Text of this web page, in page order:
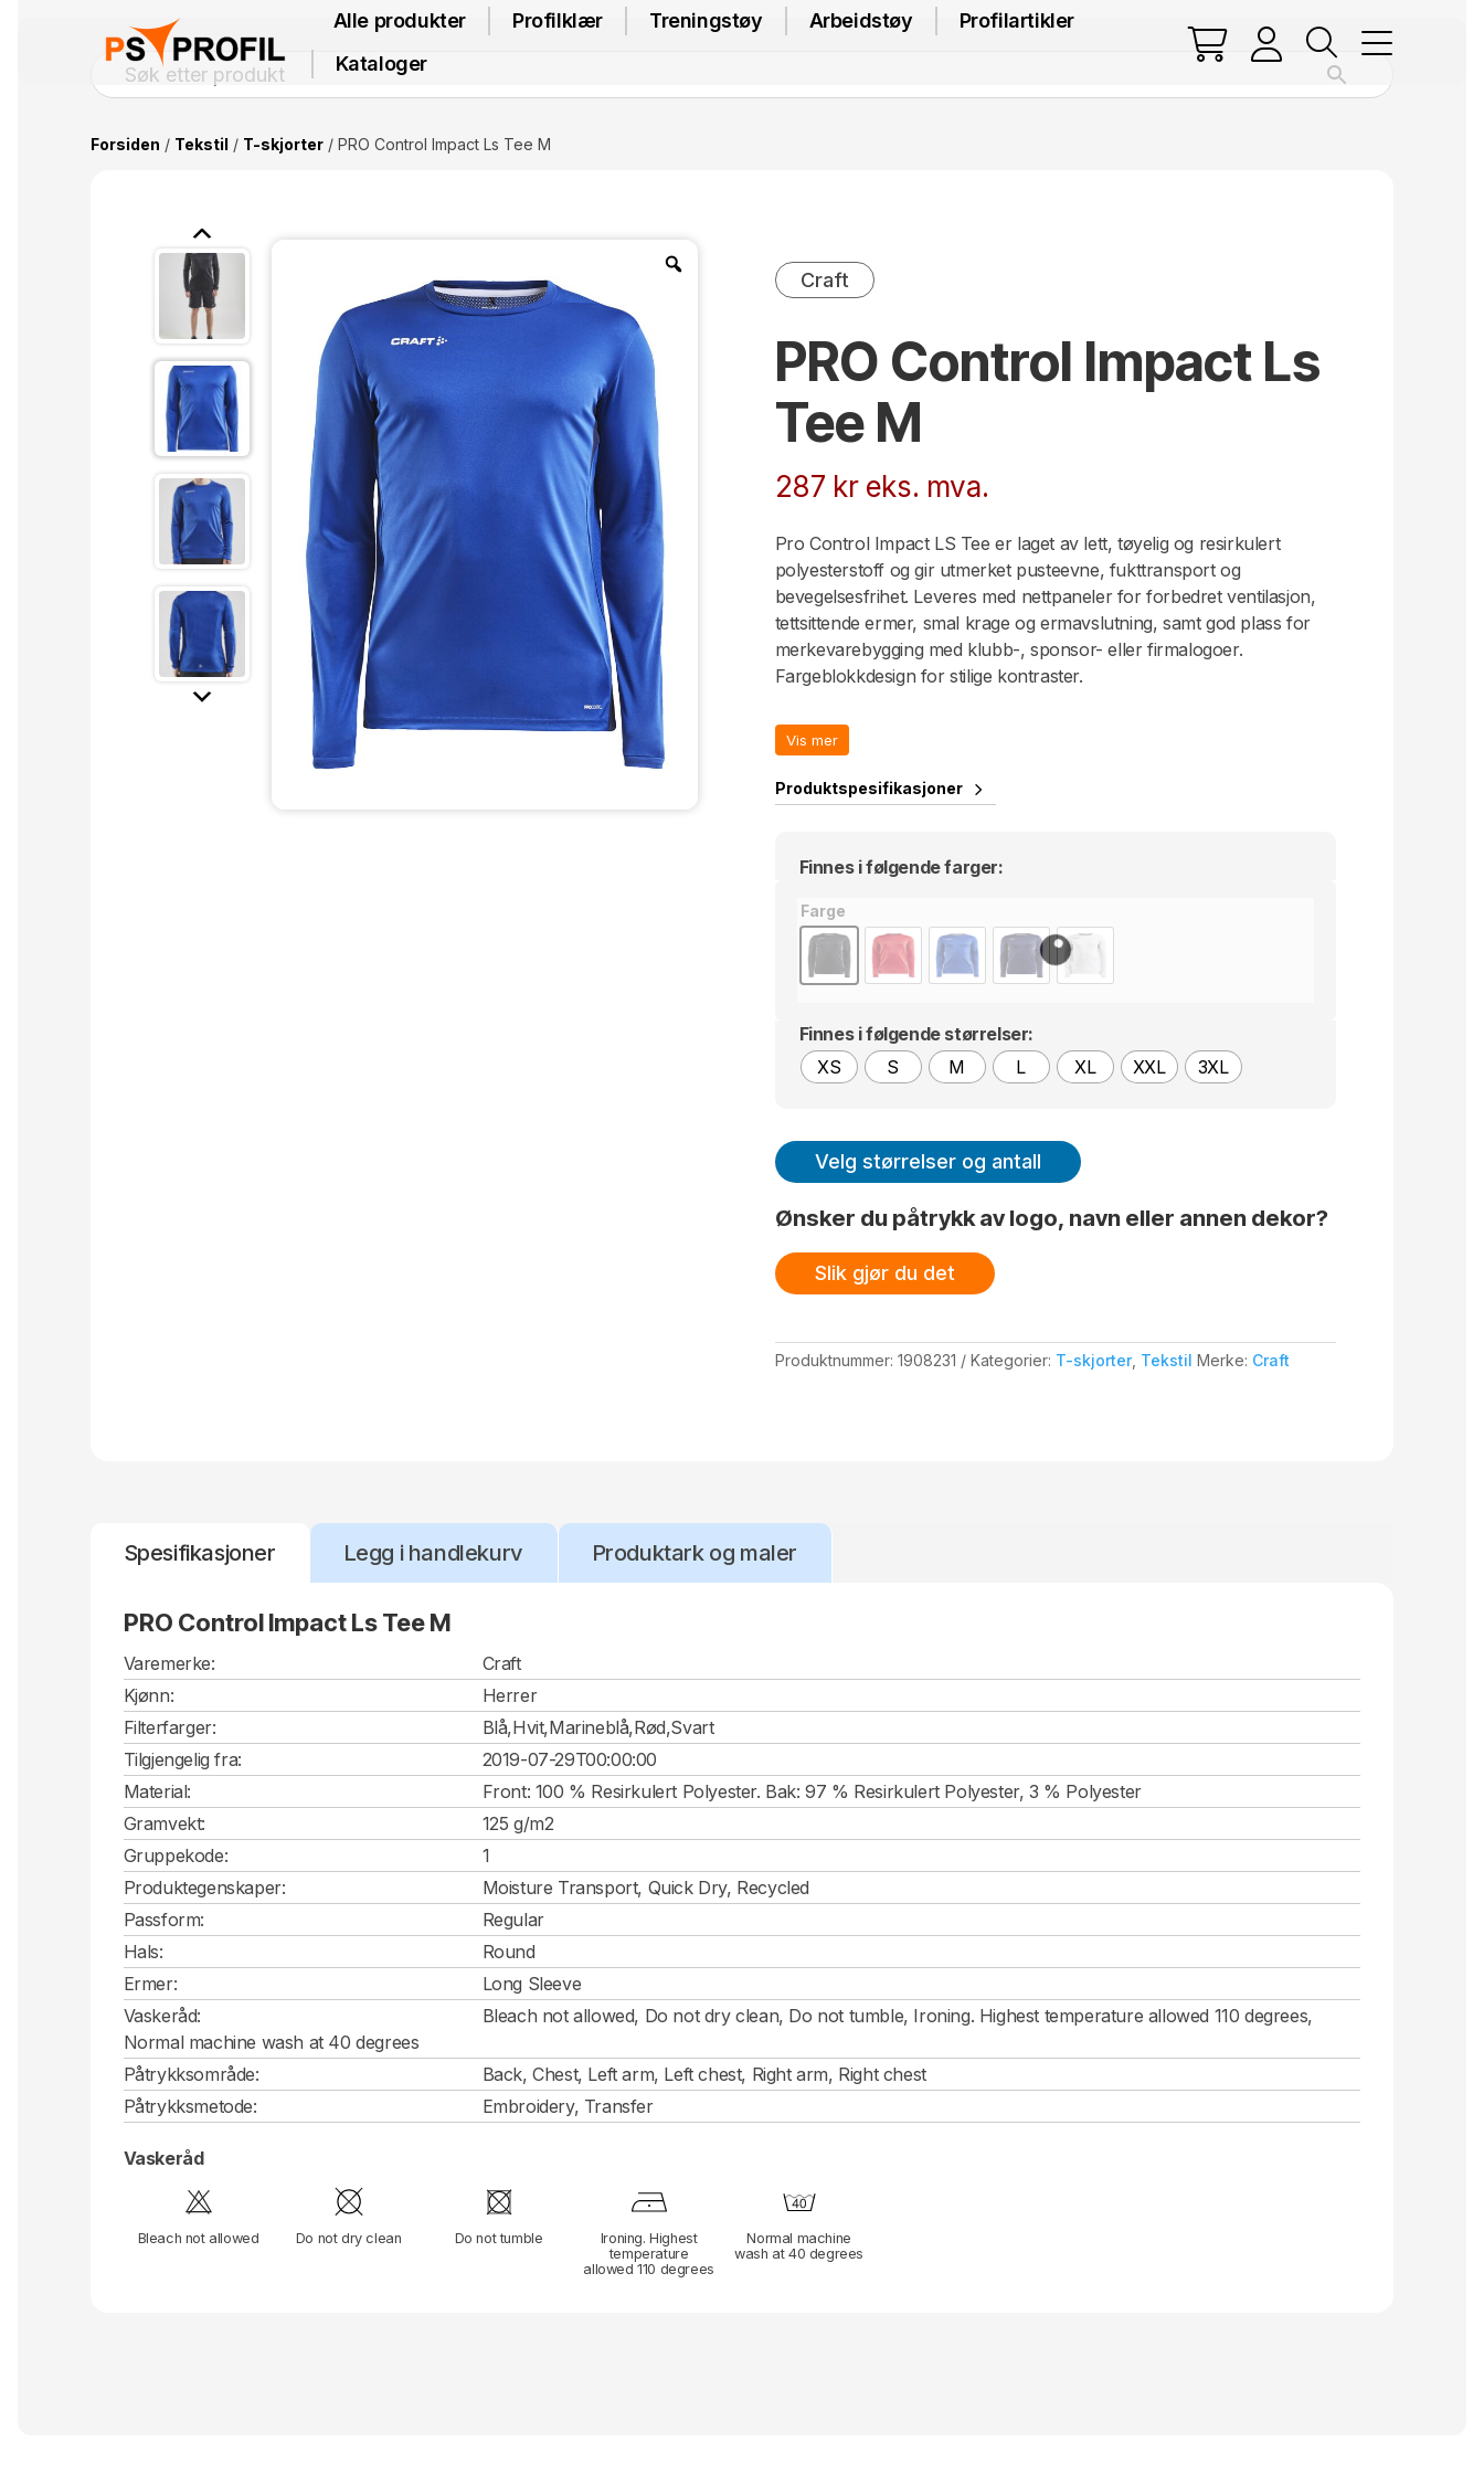
Alle produkter Profilklær Treningstøy Arbeidstøy
Profilartikler
Kataloger
Forsiden / Tekstil / T-skjorter/ PRO Control Impact Ls Tee M
Craft
PRO Control Impact Ls
Tee M
287 kr eks. mva.
Pro Control Impact LS Tee er laget av lett, tøyelig og resirkulert
polyesterstoff og gir utmerket pusteevne, fukttransport og
bevegelsesfrihet. Leveres med nettpaneler for forbedret ventilasjon,
tettsittende ermer, smal krage og ermavslutning, samt god plass for
merkevarebygging med klubb-, sponsor- eller firmalogoer.
Fargeblokkdesign for stilige kontraster.
• Meshdetaljer
• Montert / stramme ermer
Vis mer
Produktspesifikasjoner
Finnes i følgende farger:
Farge
Finnes i følgende størrelser:
XS
S M L XL XXL 3XL
Velg størrelser og antall
Ønsker du påtrykk av logo, navn eller annen dekor?
Slik gjør du det
Produktnummer: 1908231 Kategorier: T-skjorter, Tekstil Merke: Craft
Spesifikasjoner Legg i handlekurv Produktark og maler
PRO Control Impact Ls Tee M
Varemerke:
Craft
Kjønn:
Herrer
Filterfarger:
Blå,Hvit,Marineblå,Rød,Svart
Tilgjengelig fra:
2019-07-29T00:00:00
Material:
Front: 100 % Resirkulert Polyester. Bak: 97 % Resirkulert Polyester, 3 % Polyester
Gramvekt:
125 g/m2
Gruppekode:
1
Produktegenskaper:
Moisture Transport, Quick Dry, Recycled
Passform:
Regular
Hals:
Round
Ermer:
Long Sleeve
Vaskeråd:
Bleach not allowed, Do not dry clean, Do not tumble, Ironing. Highest temperature allowed 110 degrees,
Normal machine wash at 40 degrees
Påtrykksområde:
Back, Chest, Left arm, Left chest, Right arm, Right chest
Påtrykksmetode:
Embroidery, Transfer
Vaskeråd
Bleach not allowed Do not dry clean Do not tumble
Ironing. Highest
temperature
allowed 110 degrees
Normal machine
wash at 40 degrees